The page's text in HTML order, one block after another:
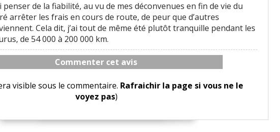
penser de la fiabilité, au vu de mes déconvenues en fin de vie du
arrêter les frais en cours de route, de peur que d’autres
Cela dit, j’ai tout de même été plutôt tranquille pendant les
de 54 000 à 200 000 km.
Commenter cet avis
visible sous le commentaire. Rafraichir la page si vous ne le
voyez pas)